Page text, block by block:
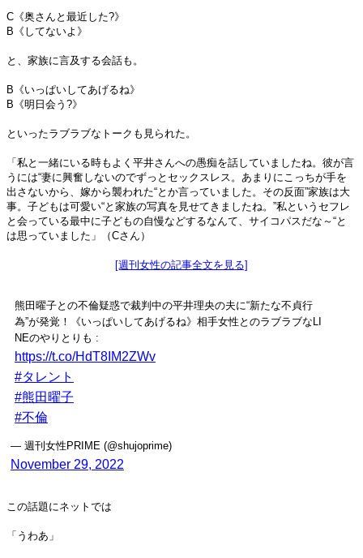
C《奥さんと最近した?》
B《してないよ》
と、家族に言及する会話も。
B《いっぱいしてあげるね》
B《明日会う?》
といったラブラブなトークも見られた。
「私と一緒にいる時もよく平井さんへの愚痴を話していましたね。彼が言
うには“妻に興奮しないのでずっとセックスレス。あまりにこっちが手を
出さないから、嫁から襲われた“とか言っていました。その反面”家族は大
事。子どもは可愛い“と家族の写真を見せてきましたね。”私というセフレ
と会っている最中に子どもの自慢などするなんて、サイコパスだな～“と
は思っていました」（Cさん）
[週刊女性の記事全文を見る]
熊田曜子との不倫疑惑で裁判中の平井理央の夫に“新たな不貞行
為”が発覚！《いっぱいしてあげるね》相手女性とのラブラブなLI
NEのやりとりも :
https://t.co/HdT8IM2ZWv
#タレント
#熊田曜子
#不倫
— 週刊女性PRIME (@shujoprime)
November 29, 2022
この話題にネットでは
「うわあ」